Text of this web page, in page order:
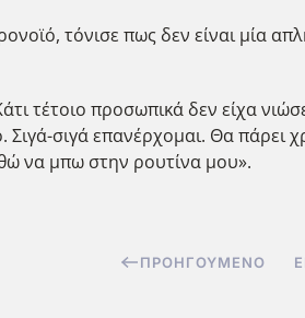
τόνισε πως δεν είναι μία
τέτοιο προσωπικά δεν είχα
Σιγά-σιγά επανέρχομαι. Θα
να μπω στην ρουτίνα μου».
ΠΡΟΗΓΟΎΜΕΝΟ